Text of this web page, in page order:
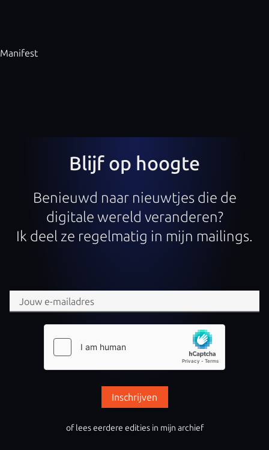
Manifest
Blijf op hoogte
Benieuwd naar nieuwtjes die de
digitale wereld veranderen?
Ik deel ze regelmatig in mijn mailings.
Inschrijven
of lees eerdere edities in mijn archief